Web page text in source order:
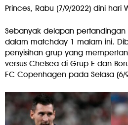
Princes, Rabu (7/9/2022) dini hari
Sebanyak delapan
dalam matchday 1 malam ini.
penyisihan grup yang
versus Chelsea di Grup E dan
FC Copenhagen pada Selasa (6/